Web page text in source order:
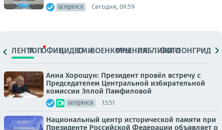
БЕРДЯНСК Сегодня, 09:59
ЛЕНТАТОПОФИЦ.ВИДЕОСМИВОЕНКОРЫМНЕНИЯПАБЛИКИ
ФОТОЛОНГРИДЫ
Анна Хорошун: Президент провёл встречу с
Председателем Центральной избирательной
комиссии Эллой Памфиловой
БЕРДЯНСК 13:51
Национальный центр исторической памяти при
Президенте Российской Федерации объявляет о